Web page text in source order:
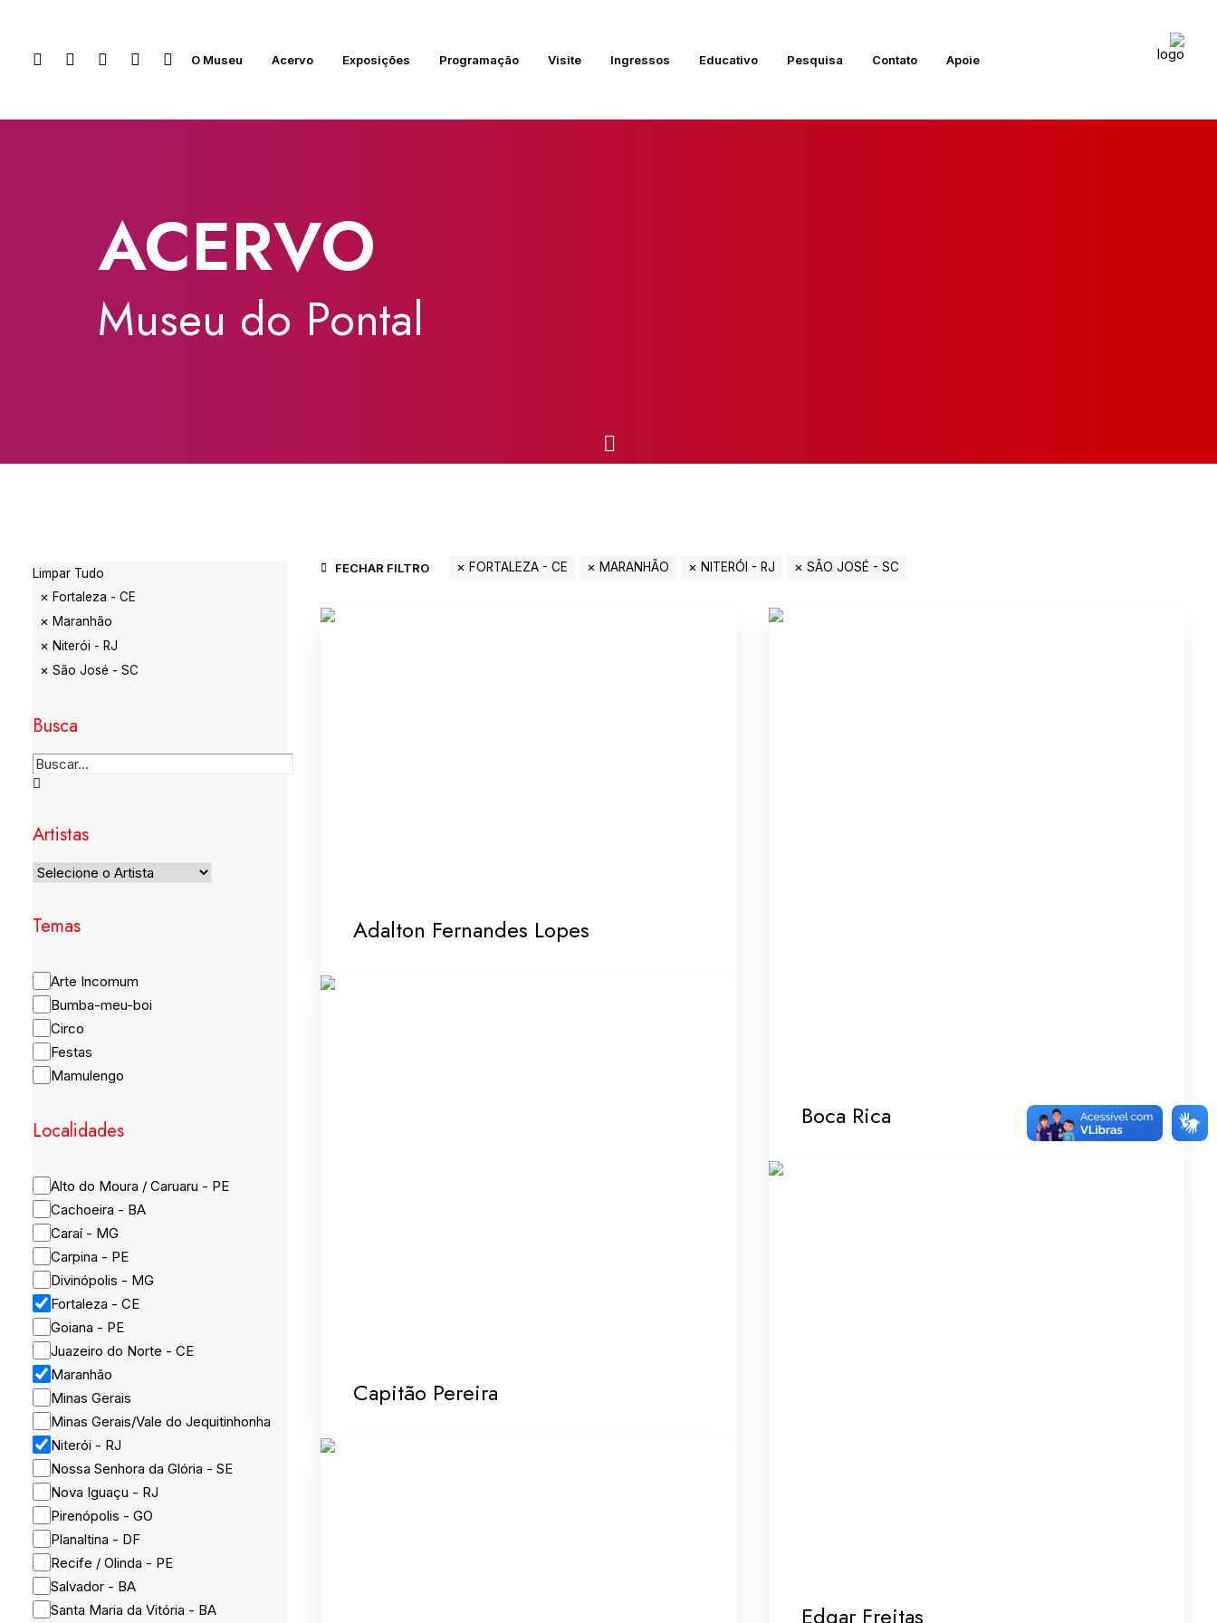
O Museu Acervo Exposições Programação Visite Ingressos Educativo Pesquisa Contato Apoie
ACERVO
Museu do Pontal
Limpar Tudo
Fortaleza - CE
Maranhão
Niterói - RJ
São José - SC
Busca
Artistas
Temas
Arte Incomum
Bumba-meu-boi
Circo
Festas
Mamulengo
Localidades
Alto do Moura / Caruaru - PE
Cachoeira - BA
Caraí - MG
Carpina - PE
Divinópolis - MG
Fortaleza - CE
Goiana - PE
Juazeiro do Norte - CE
Maranhão
Minas Gerais
Minas Gerais/Vale do Jequitinhonha
Niterói - RJ
Nossa Senhora da Glória - SE
Nova Iguaçu - RJ
Pirenópolis - GO
Planaltina - DF
Recife / Olinda - PE
Salvador - BA
Santa Maria da Vitória - BA
FECHAR FILTRO FORTALEZA - CE MARANHÃO NITERÓI - RJ SÃO JOSÉ - SC
Adalton Fernandes Lopes
Boca Rica
Capitão Pereira
Edgar Freitas